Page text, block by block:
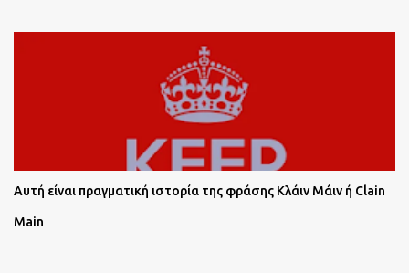
Αυτή είναι πραγματική ιστορία της φράσης Κλάιν Μάιν ή Clain
Main